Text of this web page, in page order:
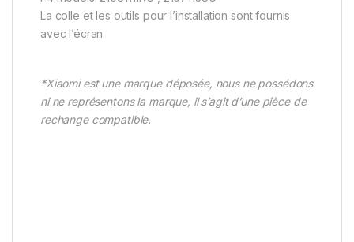
La colle et les outils pour l’installation sont fournis
avec l’écran.
*Xiaomi est une marque déposée, nous ne possédons
ni ne représentons la marque, il s’agit d’une pièce de
rechange compatible.